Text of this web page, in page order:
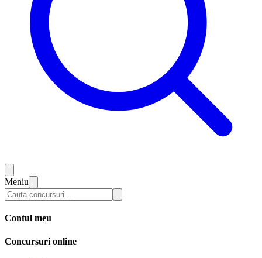
Meniu
Contul meu
Concursuri online